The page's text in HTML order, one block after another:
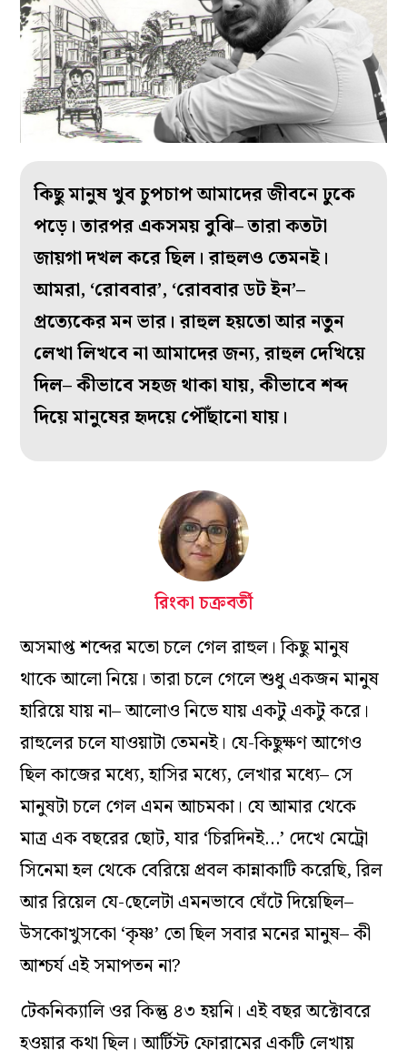
কিছু মানুষ খুব চুপচাপ আমাদের জীবনে ঢুকে
পড়ে। তারপর একসময় বুঝি– তারা কতটা
জায়গা দখল করে ছিল। রাহুলও তেমনই।
আমরা, ‘রোববার’, ‘রোববার ডট ইন’–
প্রত্যেকের মন ভার। রাহুল হয়তো আর নতুন
লেখা লিখবে না আমাদের জন‌্য, রাহুল দেখিয়ে
দিল– কীভাবে সহজ থাকা যায়, কীভাবে শব্দ
দিয়ে মানুষের হৃদয়ে পৌঁছানো যায়।
রিংকা চক্রবর্তী
অসমাপ্ত শব্দের মতো চলে গেল রাহুল। কিছু মানুষ
থাকে আলো নিয়ে। তারা চলে গেলে শুধু একজন মানুষ
হারিয়ে যায় না– আলোও নিভে যায় একটু একটু করে।
রাহুলের চলে যাওয়াটা তেমনই। যে-কিছুক্ষণ আগেও
ছিল কাজের মধ্যে, হাসির মধ্যে, লেখার মধ্যে– সে
মানুষটা চলে গেল এমন আচমকা। যে আমার থেকে
মাত্র এক বছরের ছোট, যার ‘চিরদিনই…’ দেখে মেট্রো
সিনেমা হল থেকে বেরিয়ে প্রবল কান্নাকাটি করেছি, রিল
আর রিয়েল যে-ছেলেটা এমনভাবে ঘেঁটে দিয়েছিল–
উসকোখুসকো ‘কৃষ্ণ’ তো ছিল সবার মনের মানুষ– কী
আশ্চর্য এই সমাপতন না?
টেকনিক্যালি ওর কিন্তু ৪৩ হয়নি। এই বছর অক্টোবরে
হওয়ার কথা ছিল। আর্টিস্ট ফোরামের একটি লেখায়